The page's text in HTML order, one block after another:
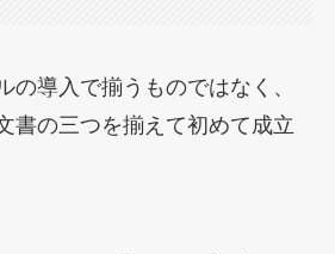
の導入で揃うものではなく、
書の三つを揃えて初めて成立